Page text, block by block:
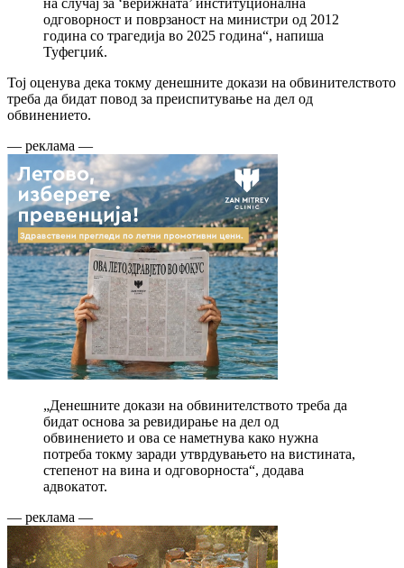
одговорност и поврзаност на министри од 2012
година со трагедија во 2025 година“, напиша
Туфегџиќ.
Тој оценува дека токму денешните докази на обвинителството
треба да бидат повод за преиспитување на дел од
обвинението.
— реклама —
„Денешните докази на обвинителството треба да
бидат основа за ревидирање на дел од
обвинението и ова се наметнува како нужна
потреба токму заради утврдувањето на вистината,
степенот на вина и одговорноста“, додава
адвокатот.
— реклама —